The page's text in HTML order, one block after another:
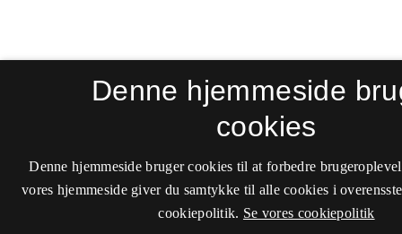
Denne hjemmeside
cookies
Denne hjemmeside bruger cookies til at forbedre
vores hjemmeside giver du samtykke til alle cookies i
cookiepolitik. Se vores cookiepolitik